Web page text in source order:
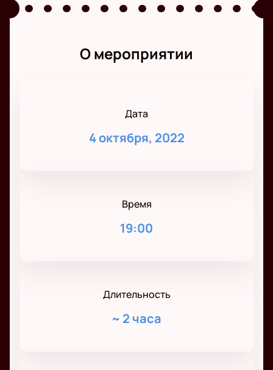
О мероприятии
Дата
4 октября, 2022
Время
19:00
Длительность
~ 2 часа